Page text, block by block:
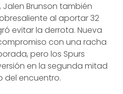
Jalen Brunson también
al aportar 32
evitar la derrota. Nueva
con una racha
pero los Spurs
en la segunda mitad
del encuentro.